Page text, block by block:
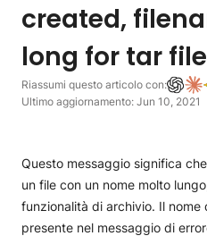
created,
long for tar
Riassumi questo articolo con:
Ultimo aggiornamento: Jun 10, 2021
Questo messaggio significa
un file con un nome molto
funzionalità di archivio. Il
presente nel messaggio di